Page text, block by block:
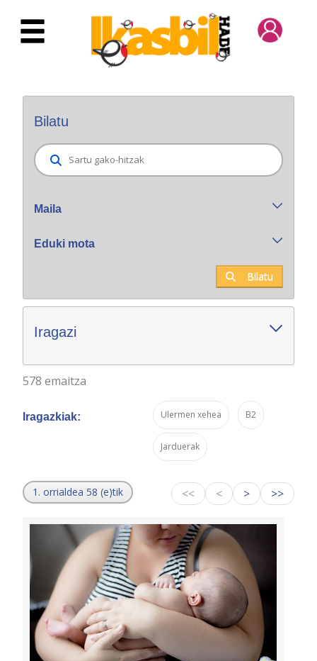
Eduki nagusira joan
Bilatu
Maila
Eduki mota
Bilatu
Iragazi
578 emaitza
Iragazkiak: Ulermen xehea B2
Jarduerak
1. orrialdea 58 (e)tik << < > >>